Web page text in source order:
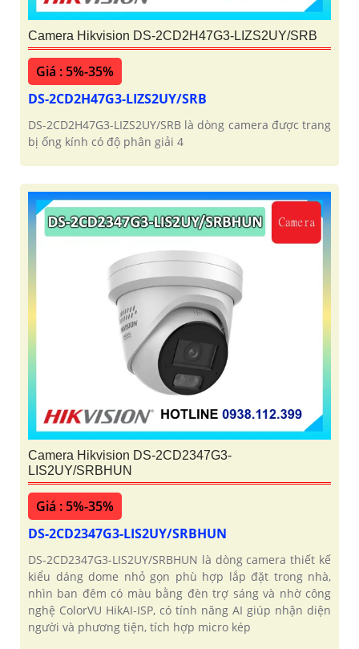
Camera Hikvision DS-2CD2H47G3-LIZS2UY/SRB
Giá : 5%-35%
DS-2CD2H47G3-LIZS2UY/SRB
DS-2CD2H47G3-LIZS2UY/SRB là dòng camera được trang
bị ống kính có độ phân giải 4
Camera Hikvision DS-2CD2347G3-
LIS2UY/SRBHUN
Giá : 5%-35%
DS-2CD2347G3-LIS2UY/SRBHUN
DS-2CD2347G3-LIS2UY/SRBHUN là dòng camera thiết kế
kiểu dáng dome nhỏ gọn phù hợp lắp đặt trong nhà,
nhìn ban đêm có màu bằng đèn trợ sáng và nhờ công
nghệ ColorVU HikAI-ISP, có tính năng AI giúp nhận diện
người và phương tiện, tích hợp micro kép